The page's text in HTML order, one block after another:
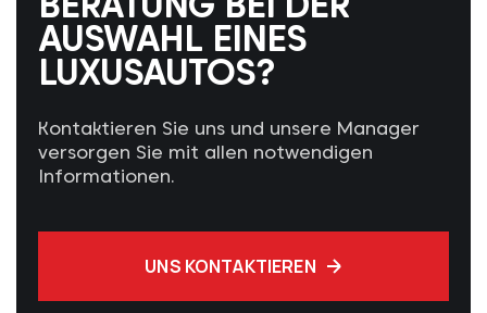
AUSWAHL EINES
LUXUSAUTOS?
Kontaktieren Sie uns und unsere Manager
versorgen Sie mit allen notwendigen
Informationen.
UNS KONTAKTIEREN